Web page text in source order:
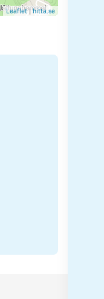
Leaflet | hitta.se